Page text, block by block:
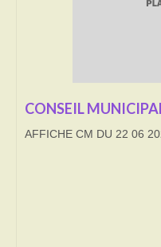
Correspondants de
CONSEIL
AFFICHE CM DU 22 06